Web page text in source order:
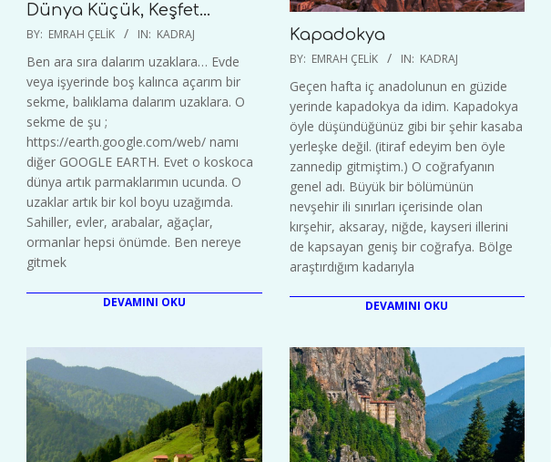
Dünya Küçük, Keşfet…
2020-
07
BY: EMRAH ÇELIK IN: KADRAJ
Ben ara sıra dalarım uzaklara… Evde
veya işyerinde boş kalınca açarım bir
sekme, balıklama dalarım uzaklara. O
sekme de şu ;
https://earth.google.com/web/ namı
diğer GOOGLE EARTH. Evet o koskoca
dünya artık parmaklarımın ucunda. O
uzaklar artık bir kol boyu uzağımda.
Sahiller, evler, arabalar, ağaçlar,
ormanlar hepsi önümde. Ben nereye
gitmek
DEVAMINI OKU
Kapadokya
2020-
17
BY: EMRAH ÇELIK IN: KADRAJ
Geçen hafta iç anadolunun en güzide
yerinde kapadokya da idim. Kapadokya
öyle düşündüğünüz gibi bir şehir kasaba
yerleşke değil. (itiraf edeyim ben öyle
zannedip gitmiştim.) O coğrafyanın
genel adı. Büyük bir bölümünün
nevşehir ili sınırları içerisinde olan
kırşehir, aksaray, niğde, kayseri illerini
de kapsayan geniş bir coğrafya. Bölge
araştırdığım kadarıyla
DEVAMINI OKU